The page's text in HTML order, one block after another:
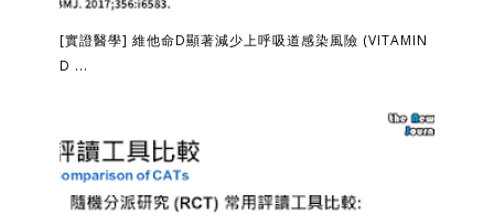
[實證醫學] 維他命D顯著減少上呼吸道感染風險 (VITAMIN
D ...